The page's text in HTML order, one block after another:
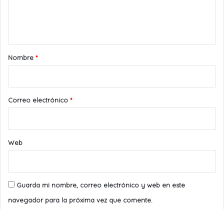
r
*
Nombre *
Correo electrónico *
Web
Guarda mi nombre, correo electrónico y web en este
navegador para la próxima vez que comente.